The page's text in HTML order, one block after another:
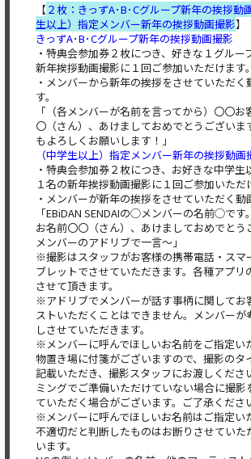
【２枚：きっずA･B･Cグループ新年の挨拶動
生以上）指定メンバー新年の挨拶動画撮影】
きっずA･B･Cグループ新年の挨拶動画撮影
・特典会参加券２枚につき、好きな１グルー
新年挨拶動画撮影に１回ご参加いただけます。
・メンバーから新年の挨拶をさせていただく
す。
「（各メンバーが名前を言ってから）〇〇
〇（さん）、あけましておめでとうございま
もよろしくお願いします！」
（中学生以上）指定メンバー新年の挨拶動画
・特典会参加券２枚につき、お好きな中学生
１名の新年挨拶動画撮影に１回ご参加いただ
・メンバーが新年の挨拶をさせていただく動
「EBiDAN SENDAIの◯メンバーの名前◯です
お名前〇〇（さん）、あけましておめでとう
メンバーのアドリブで一言〜」
※撮影はスタッフがお客様の携帯電話・スマ
ブレットでさせていただきます。各種アプリ
させて頂きます。
※アドリブでメンバーが話す事柄に関してお
ストいただくことはできません。メンバーが
しさせていただきます。
※メンバーに呼んでほしいお名前をご指定い
物置き場に付箋がございますので、撮影のタ
記載いただき、撮影スタッフにお渡しくださ
ミングでご準備いただけていない場合に撮影
ていただく場合がございます。ご了承くださ
※メンバーに呼んでほしいお名前はご指定い
不適切だと判断したものはお断りさせていた
います。